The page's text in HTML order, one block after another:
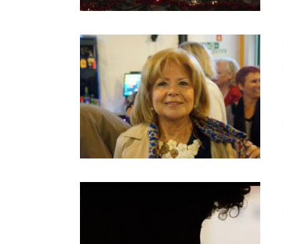
Banca e Seguros
Moda e Design
Ciência e Investigação